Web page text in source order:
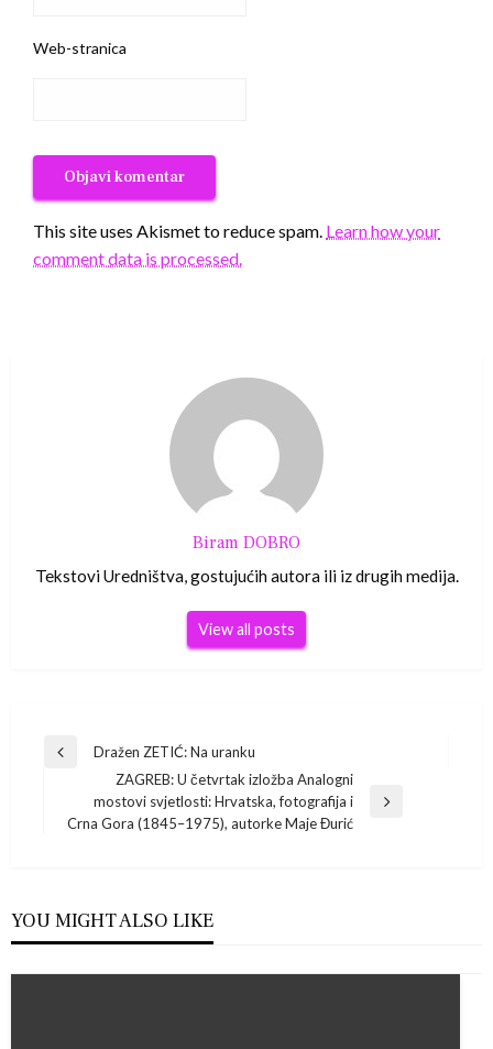
Web-stranica
This site uses Akismet to reduce spam. Learn how your
comment data is processed.
Biram DOBRO
Tekstovi Uredništva, gostujućih autora ili iz drugih medija.
View all posts
Navigacija
objava
Previous
Dražen ZETIĆ: Na uranku
Next
Post
ZAGREB: U četvrtak izložba Analogni
mostovi svjetlosti: Hrvatska, fotografija i
Crna Gora (1845–1975), autorke Maje Đurić
YOU MIGHT ALSO LIKE